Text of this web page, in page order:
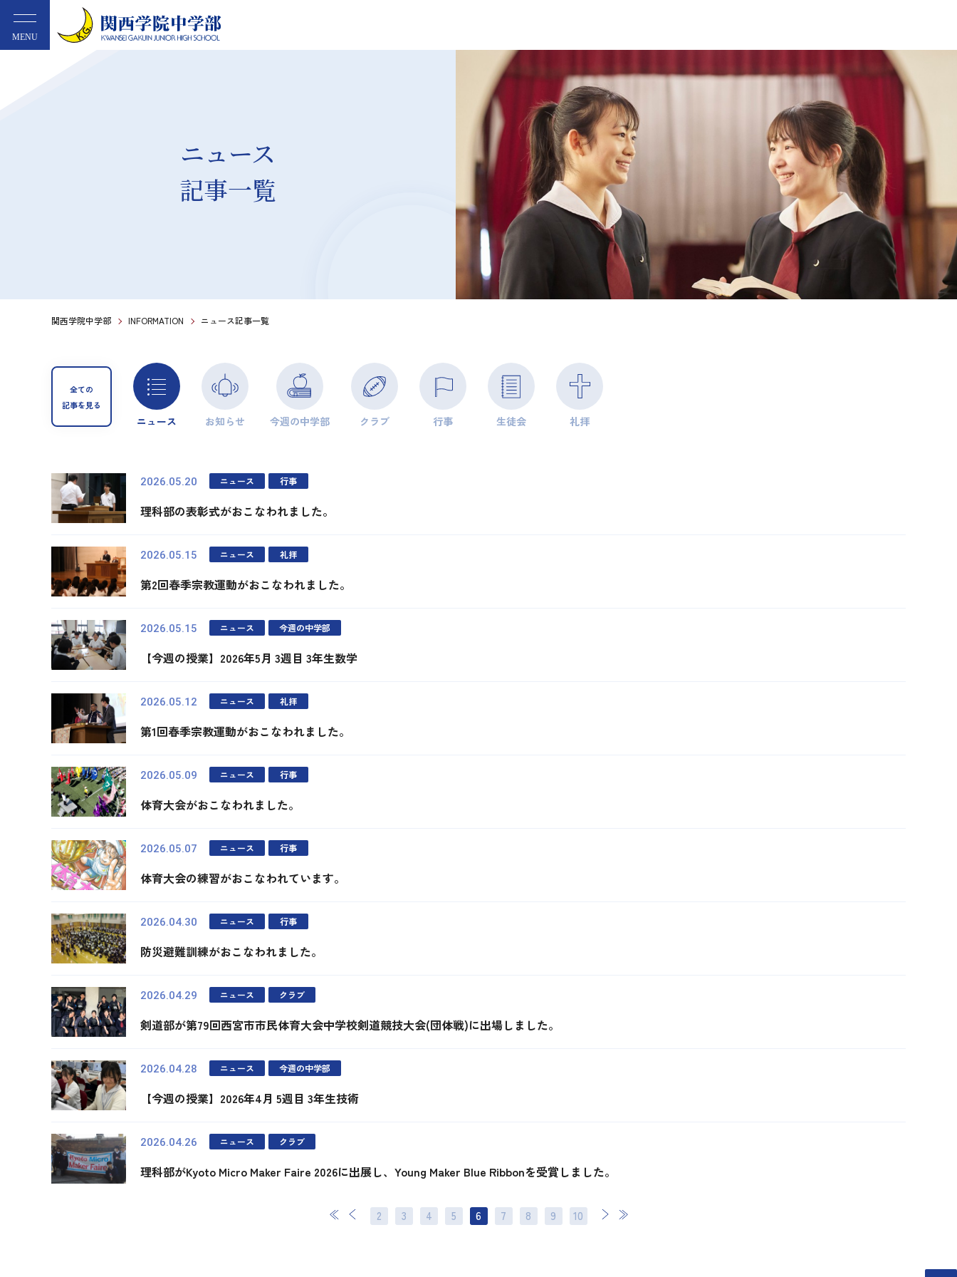
MENU
ニュース
記事一覧
関西学院中学部 INFORMATION ニュース記事一覧
全ての
記事を見る
ニュース お知らせ 今週の中学部 クラブ 行事 生徒会 礼拝
2026.05.20 ニュース 行事
理科部の表彰式がおこなわれました。
2026.05.15 ニュース 礼拝
第2回春季宗教運動がおこなわれました。
2026.05.15 ニュース 今週の中学部
【今週の授業】2026年5月 3週目 3年生数学
2026.05.12 ニュース 礼拝
第1回春季宗教運動がおこなわれました。
2026.05.09 ニュース 行事
体育大会がおこなわれました。
2026.05.07 ニュース 行事
体育大会の練習がおこなわれています。
2026.04.30 ニュース 行事
防災避難訓練がおこなわれました。
2026.04.29 ニュース クラブ
剣道部が第79回西宮市市民体育大会中学校剣道競技大会(団体戦)に出場しました。
2026.04.28 ニュース 今週の中学部
【今週の授業】2026年4月 5週目 3年生技術
2026.04.26 ニュース クラブ
理科部がKyoto Micro Maker Faire 2026に出展し、Young Maker Blue Ribbonを受賞しました。
2 3 4 5 6 7 8 9 10
次 最後